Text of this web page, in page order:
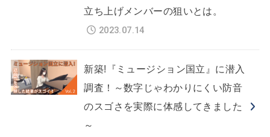
立ち上げメンバーの狙いとは。
2023.07.14
新築!『ミュージション国立』に潜入
調査！～数字じゃわかりにくい防音
のスゴさを実際に体感してきました
～